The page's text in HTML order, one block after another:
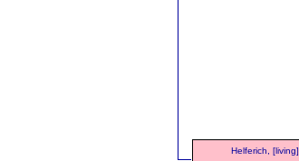
Helferich, [living]